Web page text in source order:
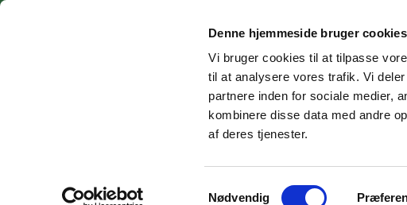
Denne hjemmeside bruger cookies
Vi bruger cookies til at tilpasse
til at analysere vores trafik. Vi
partnere inden for sociale medier,
kombinere disse data med andre
af deres tjenester.
Nødvendig